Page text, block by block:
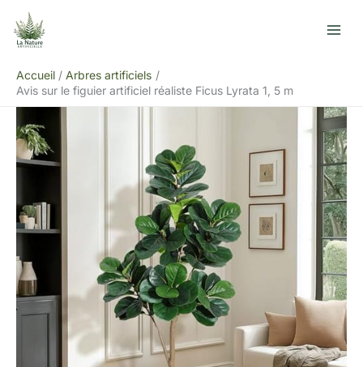
contenu
Accueil
Arbres artificiels
Avis sur le figuier artificiel réaliste Ficus Lyrata 1, 5 m
e
h
r
c
h
r